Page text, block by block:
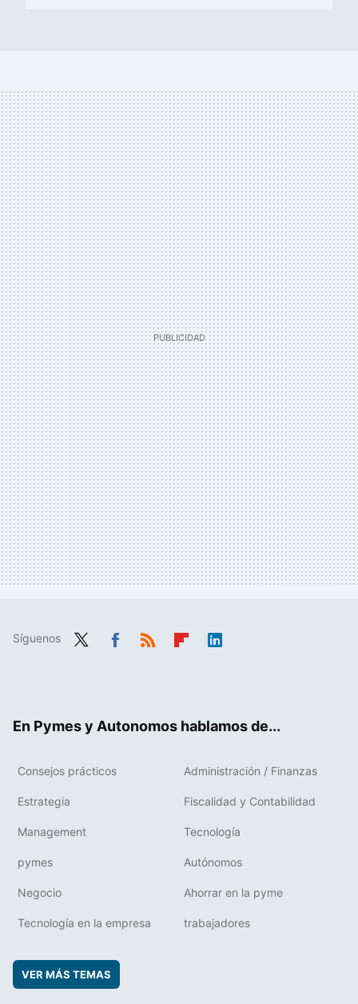
Síguenos
En Pymes y Autonomos hablamos de...
Consejos prácticos Administración / Finanzas
Estrategia Fiscalidad y Contabilidad
Management Tecnología
pymes Autónomos
Negocio Ahorrar en la pyme
Tecnología en la empresa trabajadores
VER MÁS TEMAS